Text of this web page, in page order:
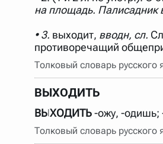
на площадь. Палисадник
• 3. выходит, вводн, сл.
противоречащий
Толковый словарь
ВЫХОДИТЬ
ВЫХОДИТЬ-ожу, -одишь;
Толковый словарь